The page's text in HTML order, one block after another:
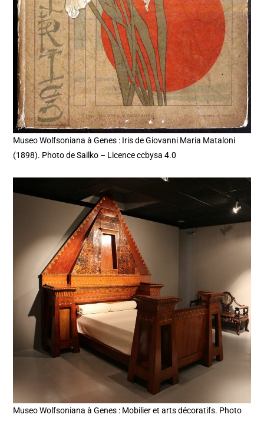
Museo Wolfsoniana à Genes : Iris de Giovanni Maria Mataloni
(1898). Photo de Sailko – Licence ccbysa 4.0
Museo Wolfsoniana à Genes : Mobilier et arts décoratifs. Photo